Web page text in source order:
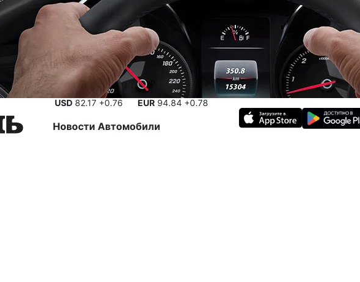
USD 82.17 +0.76 EUR 94.84 +0.78
Новости Автомобили